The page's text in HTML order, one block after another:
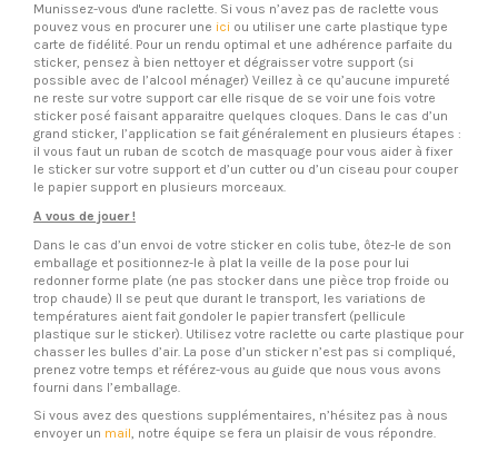
Munissez-vous d'une raclette. Si vous n’avez pas de raclette vous
pouvez vous en procurer une ici ou utiliser une carte plastique type
carte de fidélité. Pour un rendu optimal et une adhérence parfaite du
sticker, pensez à bien nettoyer et dégraisser votre support (si
possible avec de l’alcool ménager) Veillez à ce qu’aucune impureté
ne reste sur votre support car elle risque de se voir une fois votre
sticker posé faisant apparaitre quelques cloques. Dans le cas d’un
grand sticker, l’application se fait généralement en plusieurs étapes :
il vous faut un ruban de scotch de masquage pour vous aider à fixer
le sticker sur votre support et d’un cutter ou d’un ciseau pour couper
le papier support en plusieurs morceaux.
A vous de jouer !
Dans le cas d’un envoi de votre sticker en colis tube, ôtez-le de son
emballage et positionnez-le à plat la veille de la pose pour lui
redonner forme plate (ne pas stocker dans une pièce trop froide ou
trop chaude) Il se peut que durant le transport, les variations de
températures aient fait gondoler le papier transfert (pellicule
plastique sur le sticker). Utilisez votre raclette ou carte plastique pour
chasser les bulles d’air. La pose d’un sticker n’est pas si compliqué,
prenez votre temps et référez-vous au guide que nous vous avons
fourni dans l’emballage.
Si vous avez des questions supplémentaires, n’hésitez pas à nous
envoyer un mail, notre équipe se fera un plaisir de vous répondre.